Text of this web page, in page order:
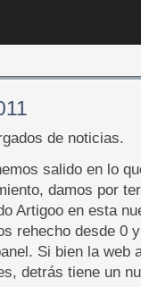
de noticias.
salido en lo
damos por
Artigoo en esta
rehecho desde 0
Si bien la web
detrás tiene un